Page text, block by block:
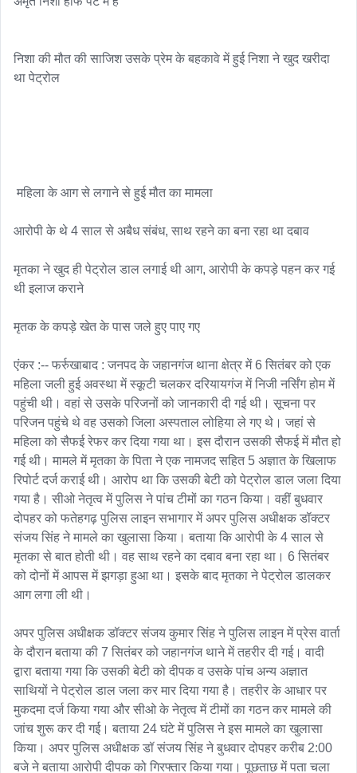
निशा की मौत की साजिश उसके प्रेम के बहकावे में हुई निशा ने खुद खरीदा
था पेट्रोल
आरोपी के थे 4 साल से अबैध संबंध, साथ रहने का बना रहा था दबाव
मृतका ने खुद ही पेट्रोल डाल लगाई थी आग, आरोपी के कपड़े पहन कर गई
थी इलाज कराने
मृतक के कपड़े खेत के पास जले हुए पाए गए
एंकर :-- फर्रुखाबाद : जनपद के जहानगंज थाना क्षेत्र में 6 सितंबर को एक
महिला जली हुई अवस्था में स्कूटी चलकर दरियायगंज में निजी नर्सिंग होम में
पहुंची थी। वहां से उसके परिजनों को जानकारी दी गई थी। सूचना पर
परिजन पहुंचे थे वह उसको जिला अस्पताल लोहिया ले गए थे। जहां से
महिला को सैफई रेफर कर दिया गया था। इस दौरान उसकी सैफई में मौत हो
गई थी। मामले में मृतका के पिता ने एक नामजद सहित 5 अज्ञात के खिलाफ
रिपोर्ट दर्ज कराई थी। आरोप था कि उसकी बेटी को पेट्रोल डाल जला दिया
गया है। सीओ नेतृत्व में पुलिस ने पांच टीमों का गठन किया। वहीं बुधवार
दोपहर को फतेहगढ़ पुलिस लाइन सभागार में अपर पुलिस अधीक्षक डॉक्टर
संजय सिंह ने मामले का खुलासा किया। बताया कि आरोपी के 4 साल से
मृतका से बात होती थी। वह साथ रहने का दबाव बना रहा था। 6 सितंबर
को दोनों में आपस में झगड़ा हुआ था। इसके बाद मृतका ने पेट्रोल डालकर
आग लगा ली थी।
अपर पुलिस अधीक्षक डॉक्टर संजय कुमार सिंह ने पुलिस लाइन में प्रेस वार्ता
के दौरान बताया की 7 सितंबर को जहानगंज थाने में तहरीर दी गई। वादी
द्वारा बताया गया कि उसकी बेटी को दीपक व उसके पांच अन्य अज्ञात
साथियों ने पेट्रोल डाल जला कर मार दिया गया है। तहरीर के आधार पर
मुकदमा दर्ज किया गया और सीओ के नेतृत्व में टीमों का गठन कर मामले की
जांच शुरू कर दी गई। बताया 24 घंटे में पुलिस ने इस मामले का खुलासा
किया। अपर पुलिस अधीक्षक डॉ संजय सिंह ने बुधवार दोपहर करीब 2:00
बजे ने बताया आरोपी दीपक को गिरफ्तार किया गया। पूछताछ में पता चला